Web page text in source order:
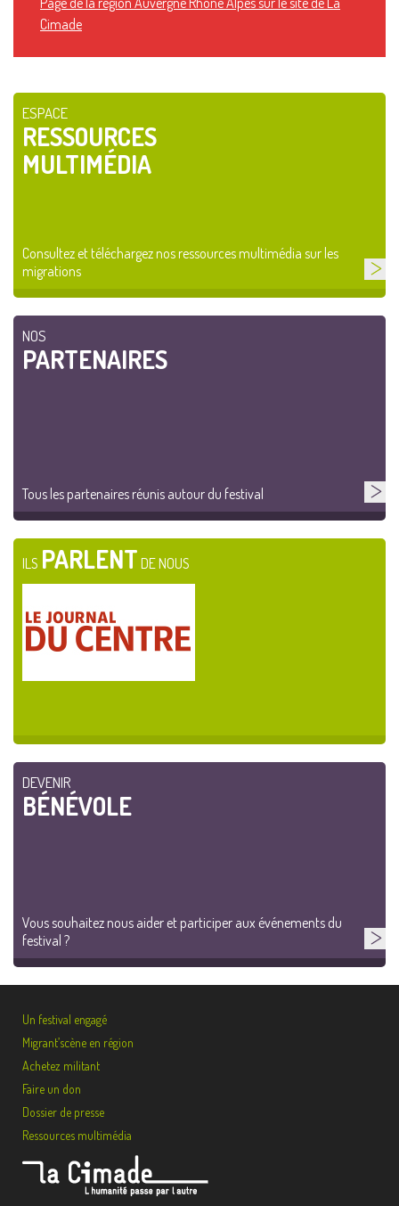
Cimade
ESPACE
RESSOURCES
MULTIMÉDIA
Consultez et téléchargez nos ressources multimédia sur les
migrations
NOS
PARTENAIRES
Tous les partenaires réunis autour du festival
ILS PARLENT DE NOUS
DEVENIR
BÉNÉVOLE
Vous souhaitez nous aider et participer aux événements du
festival ?
Un festival engagé
Migrant’scène en région
Achetez militant
Faire un don
Dossier de presse
Ressources multimédia